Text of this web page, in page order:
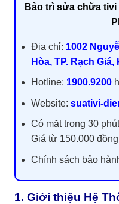
Bảo trì sửa chữa
Địa chỉ: 1002
Hòa, TP. Rạch Giá,
Hotline: 1900.9200
Website: suativi-
Có mặt trong 30
Giá từ 150.000 đồng
Chính sách bảo
1. Giới thiệu Hệ